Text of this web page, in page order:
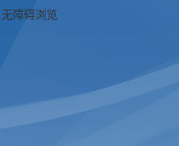
无障碍浏览